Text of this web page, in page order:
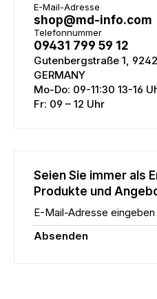
E-Mail-Adresse
shop@md-info.com
Telefonnummer
09431 799 59 12
Gutenbergstraße 1,
GERMANY
Mo-Do: 09-11:30 13-16
Fr: 09 – 12 Uhr
Seien Sie immer als
Produkte und
E-Mail-Adresse eingeben
Absenden